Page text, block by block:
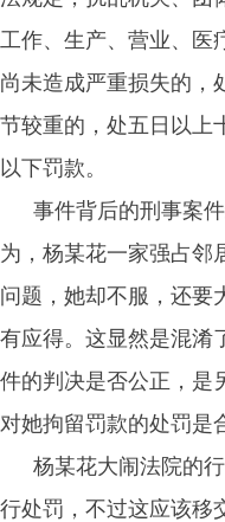
工作、生产、营业、医
尚未造成严重损失的，
节较重的，处五日以上
以下罚款。
事件背后的刑事案
为，杨某花一家强占邻
问题，她却不服，还要
有应得。这显然是混淆
件的判决是否公正，是
对她拘留罚款的处罚是
杨某花大闹法院的
行处罚，不过这应该移